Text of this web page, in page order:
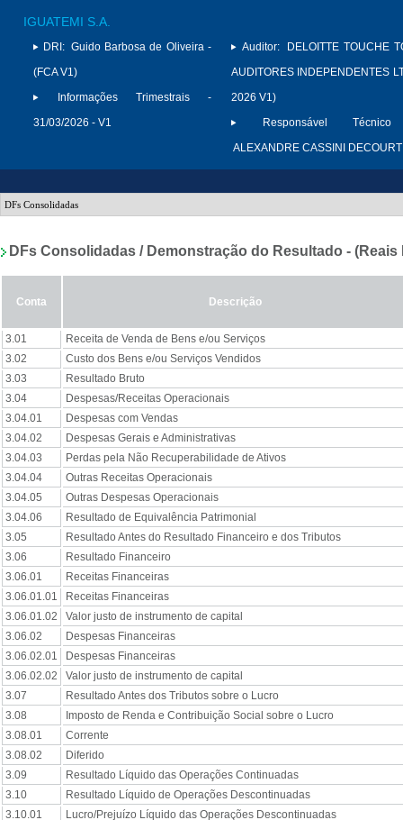
IGUATEMI S.A.
DRI: Guido Barbosa de Oliveira -
(FCA V1)
Informações Trimestrais -
31/03/2026 - V1
Auditor:
DELOITTE TOUCHE
AUDITORES INDEPENDENTES
2026 V1)
Responsável
ALEXANDRE CASSINI DECOURT